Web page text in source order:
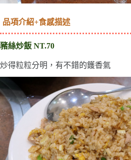
品項介紹+食感描述
豬絲炒飯 NT.70
炒得粒粒分明，有不錯的鑊香氣